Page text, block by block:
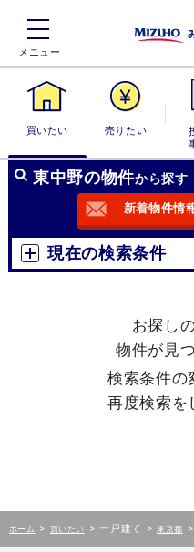
買いたい 売りたい
投
東中野の物件から探す
新着物件情
現在の検索条件
お探し
物件が見
検索条件の
再度検索を
ホーム > 買いたい > 一戸建て > 東京都 >